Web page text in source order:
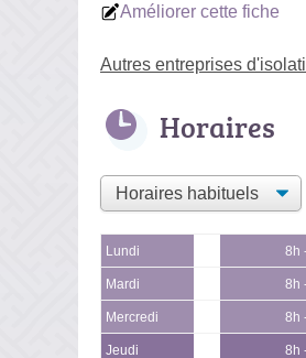
Améliorer cette fiche
Autres entreprises
Horaires
Lundi 8h
Mardi 8h
Mercredi 8h
Jeudi 8h